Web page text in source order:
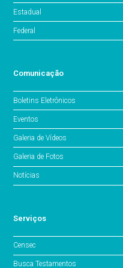
Estadual
Federal
Comunicação
Boletins Eletrônicos
Eventos
Galeria de Vídeos
Galeria de Fotos
Notícias
Serviços
Censec
Busca Testamentos